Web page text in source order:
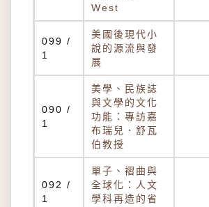
West
099 /
1
美國後現代小
說的源流與發
展
090 /
1
美學、民族誌
與文學的文化
功能：專訪嘉
布瑞兒．舒瓦
伯教授
092 /
1
單子、褶曲與
全球化：人文
學科再造的省